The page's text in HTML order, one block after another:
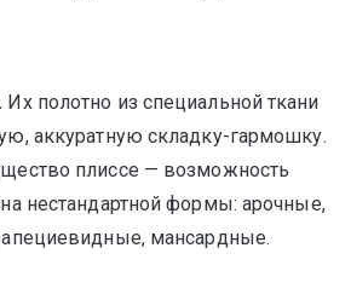
Их полотно из специальной ткани
аккуратную складку-гармошку.
плиссе — возможность
нестандартной формы: арочные,
мансардные.